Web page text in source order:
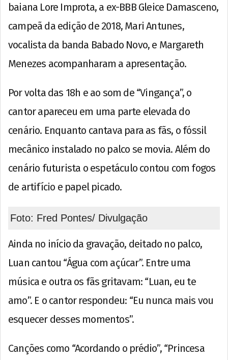
baiana Lore Improta, a ex-BBB Gleice Damasceno,
campeã da edição de 2018, Mari Antunes,
vocalista da banda Babado Novo, e Margareth
Menezes acompanharam a apresentação.
Por volta das 18h e ao som de “Vingança”, o
cantor apareceu em uma parte elevada do
cenário. Enquanto cantava para as fãs, o fóssil
mecânico instalado no palco se movia. Além do
cenário futurista o espetáculo contou com fogos
de artifício e papel picado.
Foto: Fred Pontes/ Divulgação
Ainda no início da gravação, deitado no palco,
Luan cantou “Água com açúcar”. Entre uma
música e outra os fãs gritavam: “Luan, eu te
amo”. E o cantor respondeu: “Eu nunca mais vou
esquecer desses momentos”.
Canções como “Acordando o prédio”, “Princesa